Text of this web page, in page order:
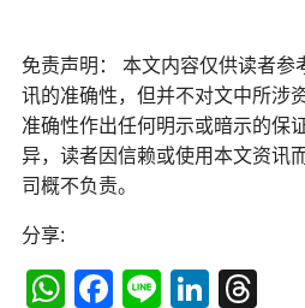
免责声明： 本文内容仅供读者参
讯的准确性，但并不对文中所涉
准确性作出任何明示或暗示的保
异，读者因信赖或使用本文资讯
司概不负责。
分享:
WhatsApp
Facebook
Line